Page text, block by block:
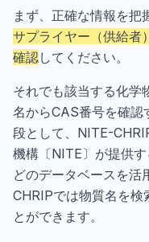
まず、正確な情報を把
サプライヤー（供給者
確認してください。
それでも該当する化学
名からCAS番号を確認
段として、NITE-
機構〔NITE〕が提供
どのデータベースを
CHRIPでは物質名を検
とができます。